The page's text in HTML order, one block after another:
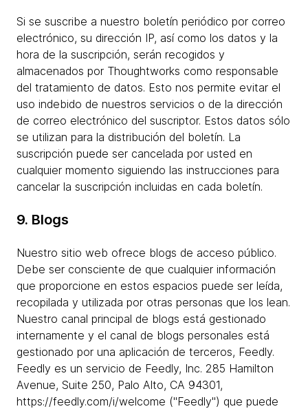
Si se suscribe a nuestro boletín periódico por correo
electrónico, su dirección IP, así como los datos y la
hora de la suscripción, serán recogidos y
almacenados por Thoughtworks como responsable
del tratamiento de datos. Esto nos permite evitar el
uso indebido de nuestros servicios o de la dirección
de correo electrónico del suscriptor. Estos datos sólo
se utilizan para la distribución del boletín. La
suscripción puede ser cancelada por usted en
cualquier momento siguiendo las instrucciones para
cancelar la suscripción incluidas en cada boletín.
9. Blogs
Nuestro sitio web ofrece blogs de acceso público.
Debe ser consciente de que cualquier información
que proporcione en estos espacios puede ser leída,
recopilada y utilizada por otras personas que los lean.
Nuestro canal principal de blogs está gestionado
internamente y el canal de blogs personales está
gestionado por una aplicación de terceros, Feedly.
Feedly es un servicio de Feedly, Inc. 285 Hamilton
Avenue, Suite 250, Palo Alto, CA 94301,
https://feedly.com/i/welcome ("Feedly") que puede